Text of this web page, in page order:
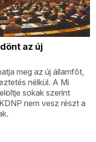
az új
meg az új államfőt,
nélkül. A Mi
sokak szerint
nem vesz részt a